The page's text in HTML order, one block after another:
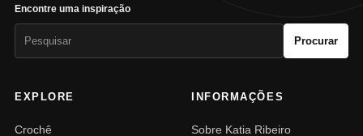
Encontre uma inspiração
Procurar
EXPLORE
Crochê
INFORMAÇÕES
Sobre Katia Ribeiro